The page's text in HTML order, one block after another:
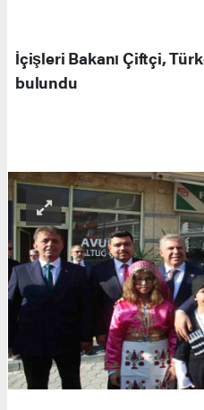
İçişleri Bakanı Çiftçi,
bulundu